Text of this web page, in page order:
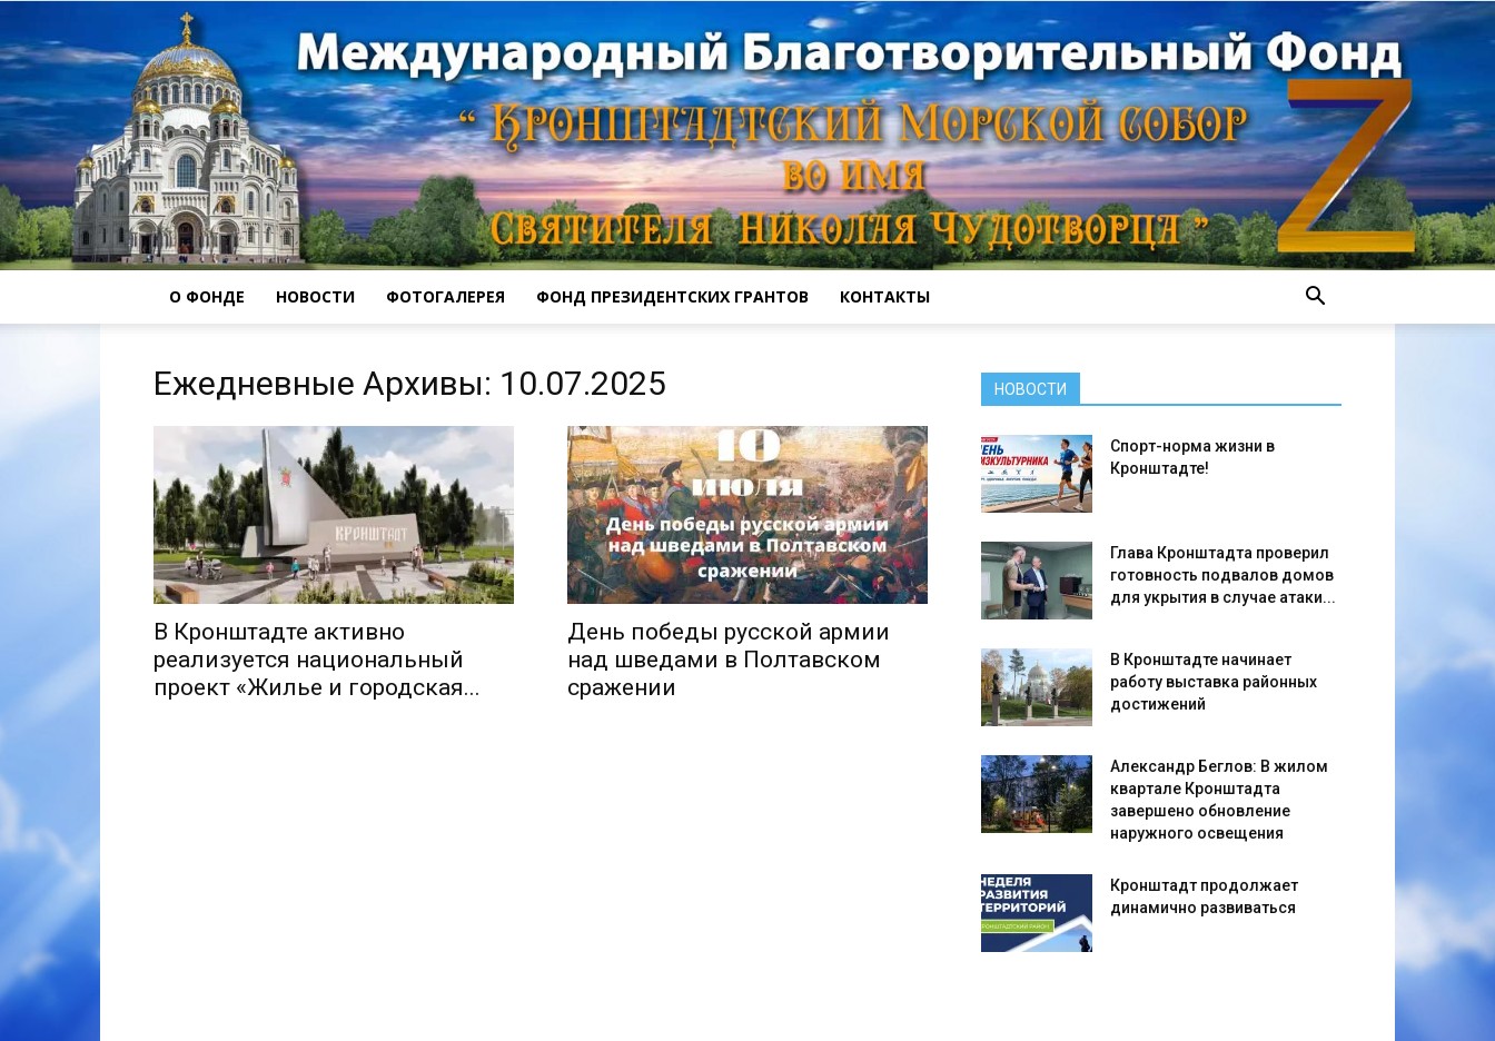
Морской
собор
О ФОНДЕ НОВОСТИ ФОТОГАЛЕРЕЯ ФОНД ПРЕЗИДЕНТСКИХ ГРАНТОВ КОНТАКТЫ
Ежедневные Архивы: 10.07.2025
В Кронштадте активно
реализуется национальный
проект «Жилье и городская...
День победы русской армии
над шведами в Полтавском
сражении
НОВОСТИ
Спорт-норма жизни в
Кронштадте!
Глава Кронштадта проверил
готовность подвалов домов
для укрытия в случае атаки...
В Кронштадте начинает
работу выставка районных
достижений
Александр Беглов: В жилом
квартале Кронштадта
завершено обновление
наружного освещения
Кронштадт продолжает
динамично развиваться